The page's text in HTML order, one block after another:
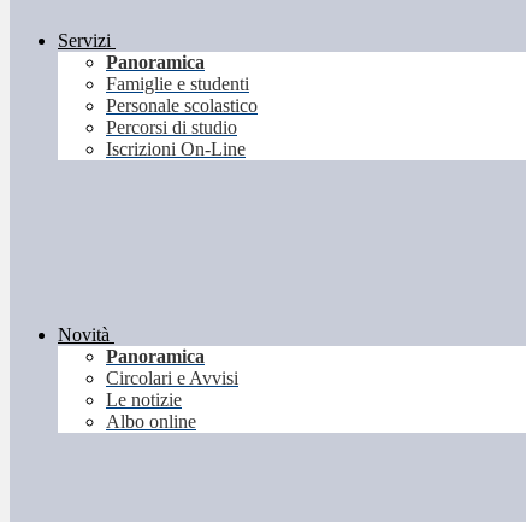
Servizi
Panoramica
Famiglie e studenti
Personale scolastico
Percorsi di studio
Iscrizioni On-Line
Novità
Panoramica
Circolari e Avvisi
Le notizie
Albo online